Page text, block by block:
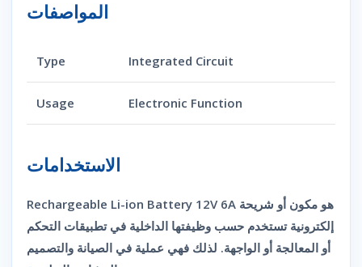
المواصفات
Type Integrated Circuit
Usage Electronic Function
الاستخدامات
Rechargeable Li-ion Battery 12V 6A هو مكون أو شريحة
إلكترونية تستخدم حسب وظيفتها الداخلية في تطبيقات التحكم
أو المعالجة أو الواجهة. لذلك فهي عملية في الصيانة والتصميم